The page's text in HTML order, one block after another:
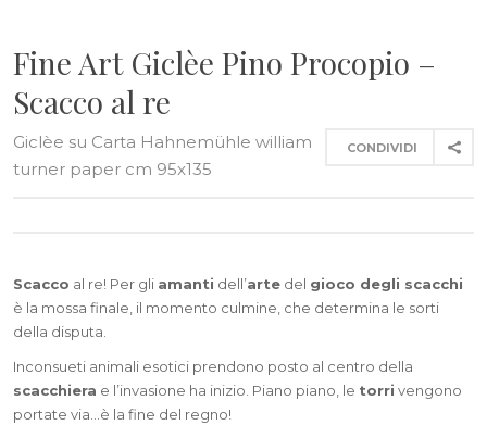
Fine Art Giclèe Pino Procopio –
Scacco al re
CONDIVIDI
Giclèe su Carta Hahnemühle william
turner paper cm 95x135
Scacco al re! Per gli amanti dell’artedel gioco degli scacchi
è la mossa finale, il momento culmine, che determina le sorti
della disputa.
Inconsueti animali esotici prendono posto al centro della
scacchiera e l’invasione ha inizio. Piano piano, le torri vengono
portate via…è la fine del regno!